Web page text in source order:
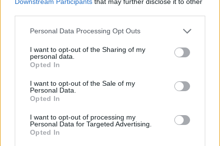
Personal Data Processing Opt Outs
I want to opt-out of the Sharing of my
personal data.
Opted In
I want to opt-out of the Sale of my
Personal Data.
Opted In
I want to opt-out of processing my
Personal Data for Targeted Advertising.
Opted In
Publicidad